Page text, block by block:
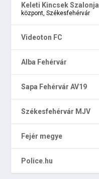
Keleti Kincsek Szalonja
központ, Székesfehérvár
Videoton FC
Alba Fehérvár
Sapa Fehérvár AV19
Székesfehérvár MJV
Fejér megye
Police.hu